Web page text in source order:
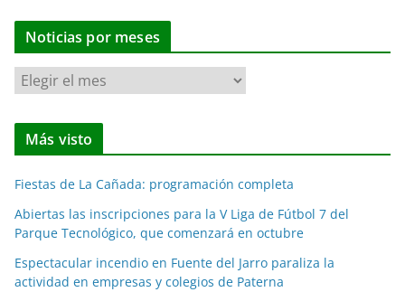
Noticias por meses
N
t
i
a
s
p
o
Más visto
Fiestas de La Cañada: programación completa
Abiertas las inscripciones para la V Liga de Fútbol 7 del
Parque Tecnológico, que comenzará en octubre
Espectacular incendio en Fuente del Jarro paraliza la
actividad en empresas y colegios de Paterna